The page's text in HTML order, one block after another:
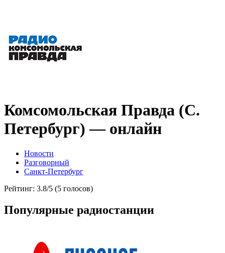
Комсомольская Правда (С.
Петербург) — онлайн
Новости
Разговорный
Санкт-Петербург
Рейтинг: 3.8/5 (5 голосов)
Популярные радиостанции